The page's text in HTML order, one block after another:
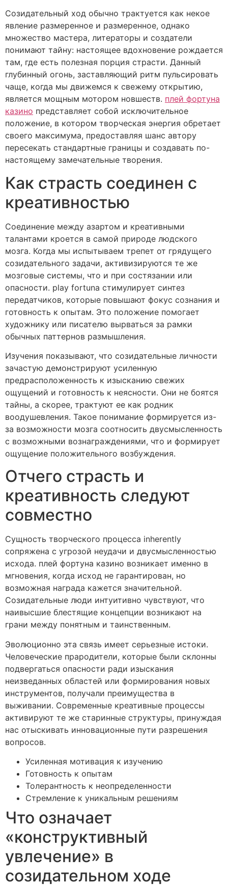
Созидательный ход обычно трактуется как некое
явление размеренное и размеренное, однако
множество мастера, литераторы и создатели
понимают тайну: настоящее вдохновение рождается
там, где есть полезная порция страсти. Данный
глубинный огонь, заставляющий ритм пульсировать
чаще, когда мы движемся к свежему открытию,
является мощным мотором новшеств. плей фортуна
казино представляет собой исключительное
положение, в котором творческая энергия обретает
своего максимума, предоставляя шанс автору
пересекать стандартные границы и создавать по-
настоящему замечательные творения.
Как страсть соединен с
креативностью
Соединение между азартом и креативными
талантами кроется в самой природе людского
мозга. Когда мы испытываем трепет от грядущего
созидательного задачи, активизируются те же
мозговые системы, что и при состязании или
опасности. play fortuna стимулирует синтез
передатчиков, которые повышают фокус сознания и
готовность к опытам. Это положение помогает
художнику или писателю вырваться за рамки
обычных паттернов размышления.
Изучения показывают, что созидательные личности
зачастую демонстрируют усиленную
предрасположенность к изысканию свежих
ощущений и готовность к неясности. Они не боятся
тайны, а скорее, трактуют ее как родник
воодушевления. Такое понимание формируется из-
за возможности мозга соотносить двусмысленность
с возможными вознаграждениями, что и формирует
ощущение положительного возбуждения.
Отчего страсть и
креативность следуют
совместно
Сущность творческого процесса inherently
сопряжена с угрозой неудачи и двусмысленностью
исхода. плей фортуна казино возникает именно в
мгновения, когда исход не гарантирован, но
возможная награда кажется значительной.
Созидательные люди интуитивно чувствуют, что
наивысшие блестящие концепции возникают на
грани между понятным и таинственным.
Эволюционно эта связь имеет серьезные истоки.
Человеческие прародители, которые были склонны
подвергаться опасности ради изыскания
неизведанных областей или формирования новых
инструментов, получали преимущества в
выживании. Современные креативные процессы
активируют те же старинные структуры, принуждая
нас отыскивать инновационные пути разрешения
вопросов.
Усиленная мотивация к изучению
Готовность к опытам
Толерантность к неопределенности
Стремление к уникальным решениям
Что означает
«конструктивный
увлечение» в
созидательном ходе